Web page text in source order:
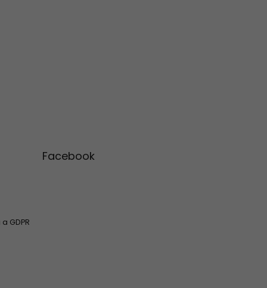
GDPR
Facebook